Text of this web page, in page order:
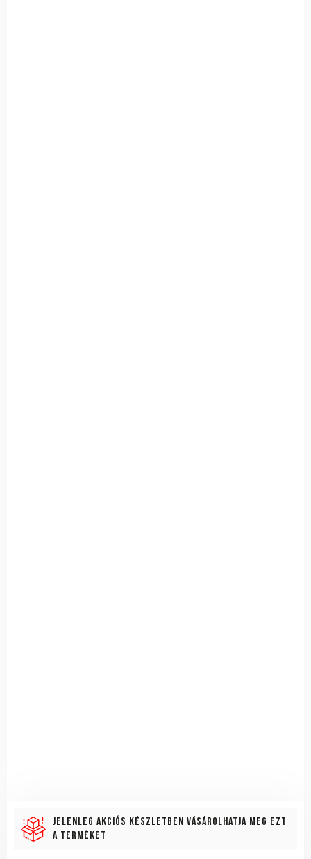
Jelenleg akciós készletben vásárolhatja meg ezt
a terméket